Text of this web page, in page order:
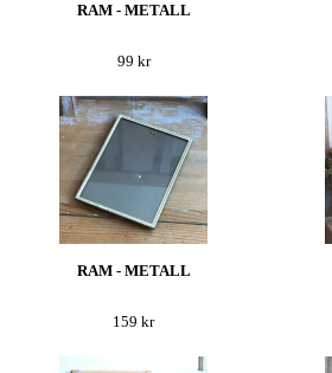
RAM - METALL
99 kr
RAM - METALL
159 kr